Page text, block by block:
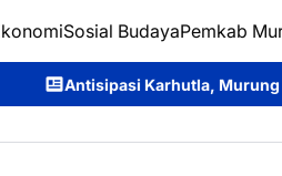
Sosial BudayaPemkab
Murung Raya Resmi